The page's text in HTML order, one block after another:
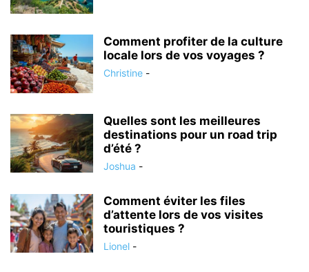
Comment profiter de la culture
locale lors de vos voyages ?
Christine -
Quelles sont les meilleures
destinations pour un road trip
d’été ?
Joshua -
Comment éviter les files
d’attente lors de vos visites
touristiques ?
Lionel -